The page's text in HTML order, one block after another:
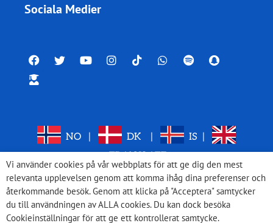
Sociala Medier
NO DK IS
TRANSLATE
Vi använder cookies på vår webbplats för att ge dig den mest
relevanta upplevelsen genom att komma ihåg dina preferenser och
återkommande besök. Genom att klicka på "Acceptera" samtycker
du till användningen av ALLA cookies. Du kan dock besöka
Cookieinställningar för att ge ett kontrollerat samtycke.